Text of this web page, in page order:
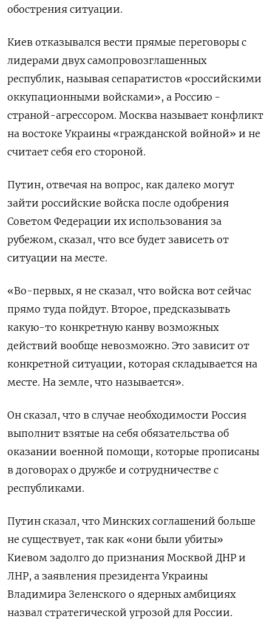
обострения ситуации.
Киев отказывался вести прямые переговоры с
лидерами двух самопровозглашенных
республик, называя сепаратистов «российскими
оккупационными войсками», а Россию -
страной-агрессором. Москва называет конфликт
на востоке Украины «гражданской войной» и не
считает себя его стороной.
Путин, отвечая на вопроc, как далеко могут
зайти российские войска после одобрения
Советом Федерации их использования за
рубежом, сказал, что все будет зависеть от
ситуации на месте.
«Во-первых, я не сказал, что войска вот сейчас
прямо туда пойдут. Второе, предсказывать
какую-то конкретную канву возможных
действий вообще невозможно. Это зависит от
конкретной ситуации, которая складывается на
месте. На земле, что называется».
Он сказал, что в случае необходимости Россия
выполнит взятые на себя обязательства об
оказании военной помощи, которые прописаны
в договорах о дружбе и сотрудничестве с
республиками.
Путин сказал, что Минских соглашений больше
не существует, так как «они были убиты»
Киевом задолго до признания Москвой ДНР и
ЛНР, а заявления президента Украины
Владимира Зеленского о ядерных амбициях
назвал стратегической угрозой для России.